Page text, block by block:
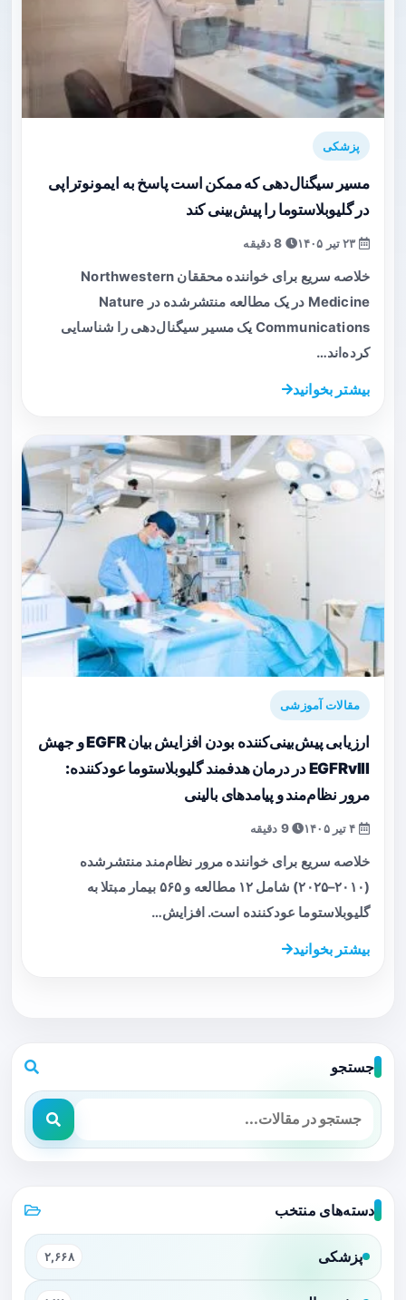
پزشکی
مسیر سیگنال‌دهی که ممکن است پاسخ به ایمونوتراپی
در گلیوبلاستوما را پیش‌بینی کند
خلاصه سریع برای خواننده محققان Northwestern
Medicine در یک مطالعه منتشرشده در Nature
Communications یک مسیر سیگنال‌دهی را شناسایی
کرده‌اند…
بیشتر بخوانید
مقالات آموزشی
ارزیابی پیش‌بینی‌کننده بودن افزایش بیان EGFR و جهش
EGFRvIII در درمان هدفمند گلیوبلاستوما عودکننده:
مرور نظام‌مند و پیامدهای بالینی
9 دقیقه
خلاصه سریع برای خواننده مرور نظام‌مند منتشرشده
(۲۰۱۰–۲۰۲۵) شامل ۱۲ مطالعه و ۵۶۵ بیمار مبتلا به
گلیوبلاستوما عودکننده است. افزایش…
بیشتر بخوانید
جستجو
دسته‌های منتخب
پزشکی ۲,۶۶۸